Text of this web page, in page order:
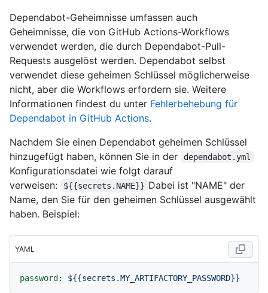
Dependabot-Geheimnisse umfassen auch
Geheimnisse, die von GitHub Actions-Workflows
verwendet werden, die durch Dependabot-Pull-
Requests ausgelöst werden. Dependabot selbst
verwendet diese geheimen Schlüssel möglicherweise
nicht, aber die Workflows erfordern sie. Weitere
Informationen findest du unter Fehlerbehebung für
Dependabot in GitHub Actions.
Nachdem Sie einen Dependabot geheimen Schlüssel
hinzugefügt haben, können Sie in der
dependabot.yml
Konfigurationsdatei wie folgt darauf
verweisen:
${{secrets.NAME}} Dabei ist "NAME" der
Name, den Sie für den geheimen Schlüssel ausgewählt
haben. Beispiel:
YAML
password: ${{secrets.MY_ARTIFACTORY_PASSWORD}}